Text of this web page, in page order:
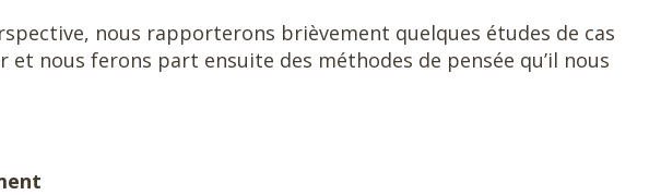
nous rapporterons brièvement quelques études de cas
et nous ferons part ensuite des méthodes de pensée qu’il nous